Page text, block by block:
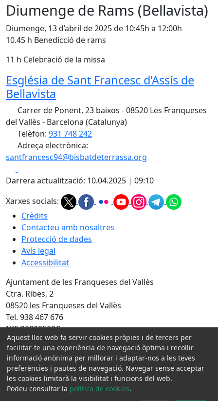
Diumenge de Rams (Bellavista)
Diumenge, 13 d’abril de 2025 de 10:45h a 12:00h
10.45 h Benedicció de rams
11 h Celebració de la missa
Església de Sant Francesc d'Assís de
Bellavista
Carrer de Ponent, 23 baixos - 08520 Les Franqueses
del Vallès - Barcelona (Catalunya)
Telèfon: 931 748 242
Adreça electrònica:
santfrancesc94@bisbatdeterrassa.org
Darrera actualització: 10.04.2025 | 09:10
Xarxes socials:
Crèdits
Contacteu amb nosaltres
Protecció de dades
Avís legal
Accessibilitat
Ajuntament de les Franqueses del Vallès
Ctra. Ribes, 2
08520 les Franqueses del Vallès
Tel. 938 467 676
NIF P0808500C
Amb la col·laboració de:
Aquest lloc web fa servir cookies pròpies i de tercers per
facilitar-te una experiència de navegació òptima i recollir
informació anònima per millorar i adaptar-nos a les teves
preferències i pautes de navegació. Navegar sense acceptar
les cookies limitarà la visibilitat i funcions del web.
Podeu consultar la política de cookies.